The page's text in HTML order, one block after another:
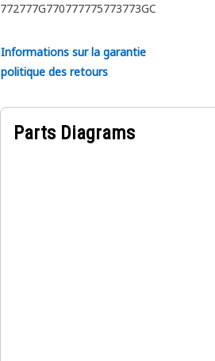
772777G770777775773773GC
Informations sur la garantie
politique des retours
Parts Diagrams